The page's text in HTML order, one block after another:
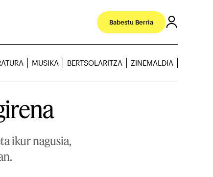
Babestu Berria
MUSIKA BERTSOLARITZA ZINEMALDIA
ikur nagusia,